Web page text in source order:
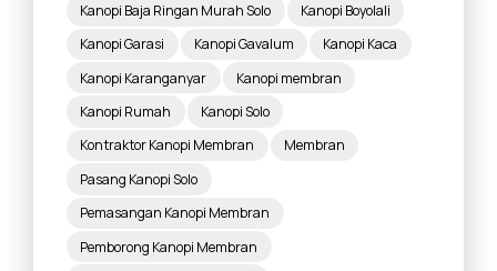
Kanopi Baja Ringan Murah Solo
Kanopi Boyolali
Kanopi Garasi
Kanopi Gavalum
Kanopi Kaca
Kanopi Karanganyar
Kanopi membran
Kanopi Rumah
Kanopi Solo
Kontraktor Kanopi Membran
Membran
Pasang Kanopi Solo
Pemasangan Kanopi Membran
Pemborong Kanopi Membran